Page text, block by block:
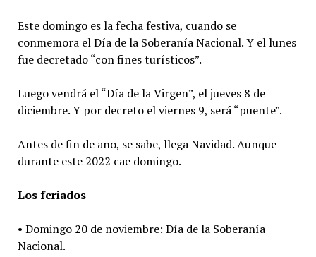
Este domingo es la fecha festiva, cuando se
conmemora el Día de la Soberanía Nacional. Y el lunes
fue decretado “con fines turísticos”.
Luego vendrá el “Día de la Virgen”, el jueves 8 de
diciembre. Y por decreto el viernes 9, será “puente”.
Antes de fin de año, se sabe, llega Navidad. Aunque
durante este 2022 cae domingo.
Los feriados
• Domingo 20 de noviembre: Día de la Soberanía
Nacional.